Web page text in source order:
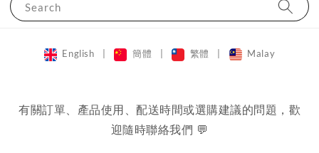
Search
English 簡體 繁體 Malay
有關訂單、產品使用、配送時間或選購建議的問題，歡
迎隨時聯絡我們 💬